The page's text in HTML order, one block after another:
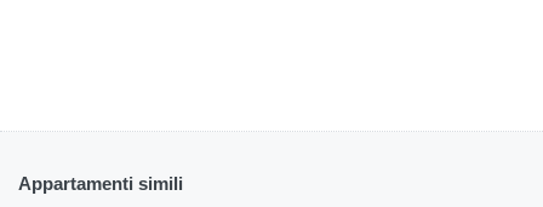
Appartamenti simili